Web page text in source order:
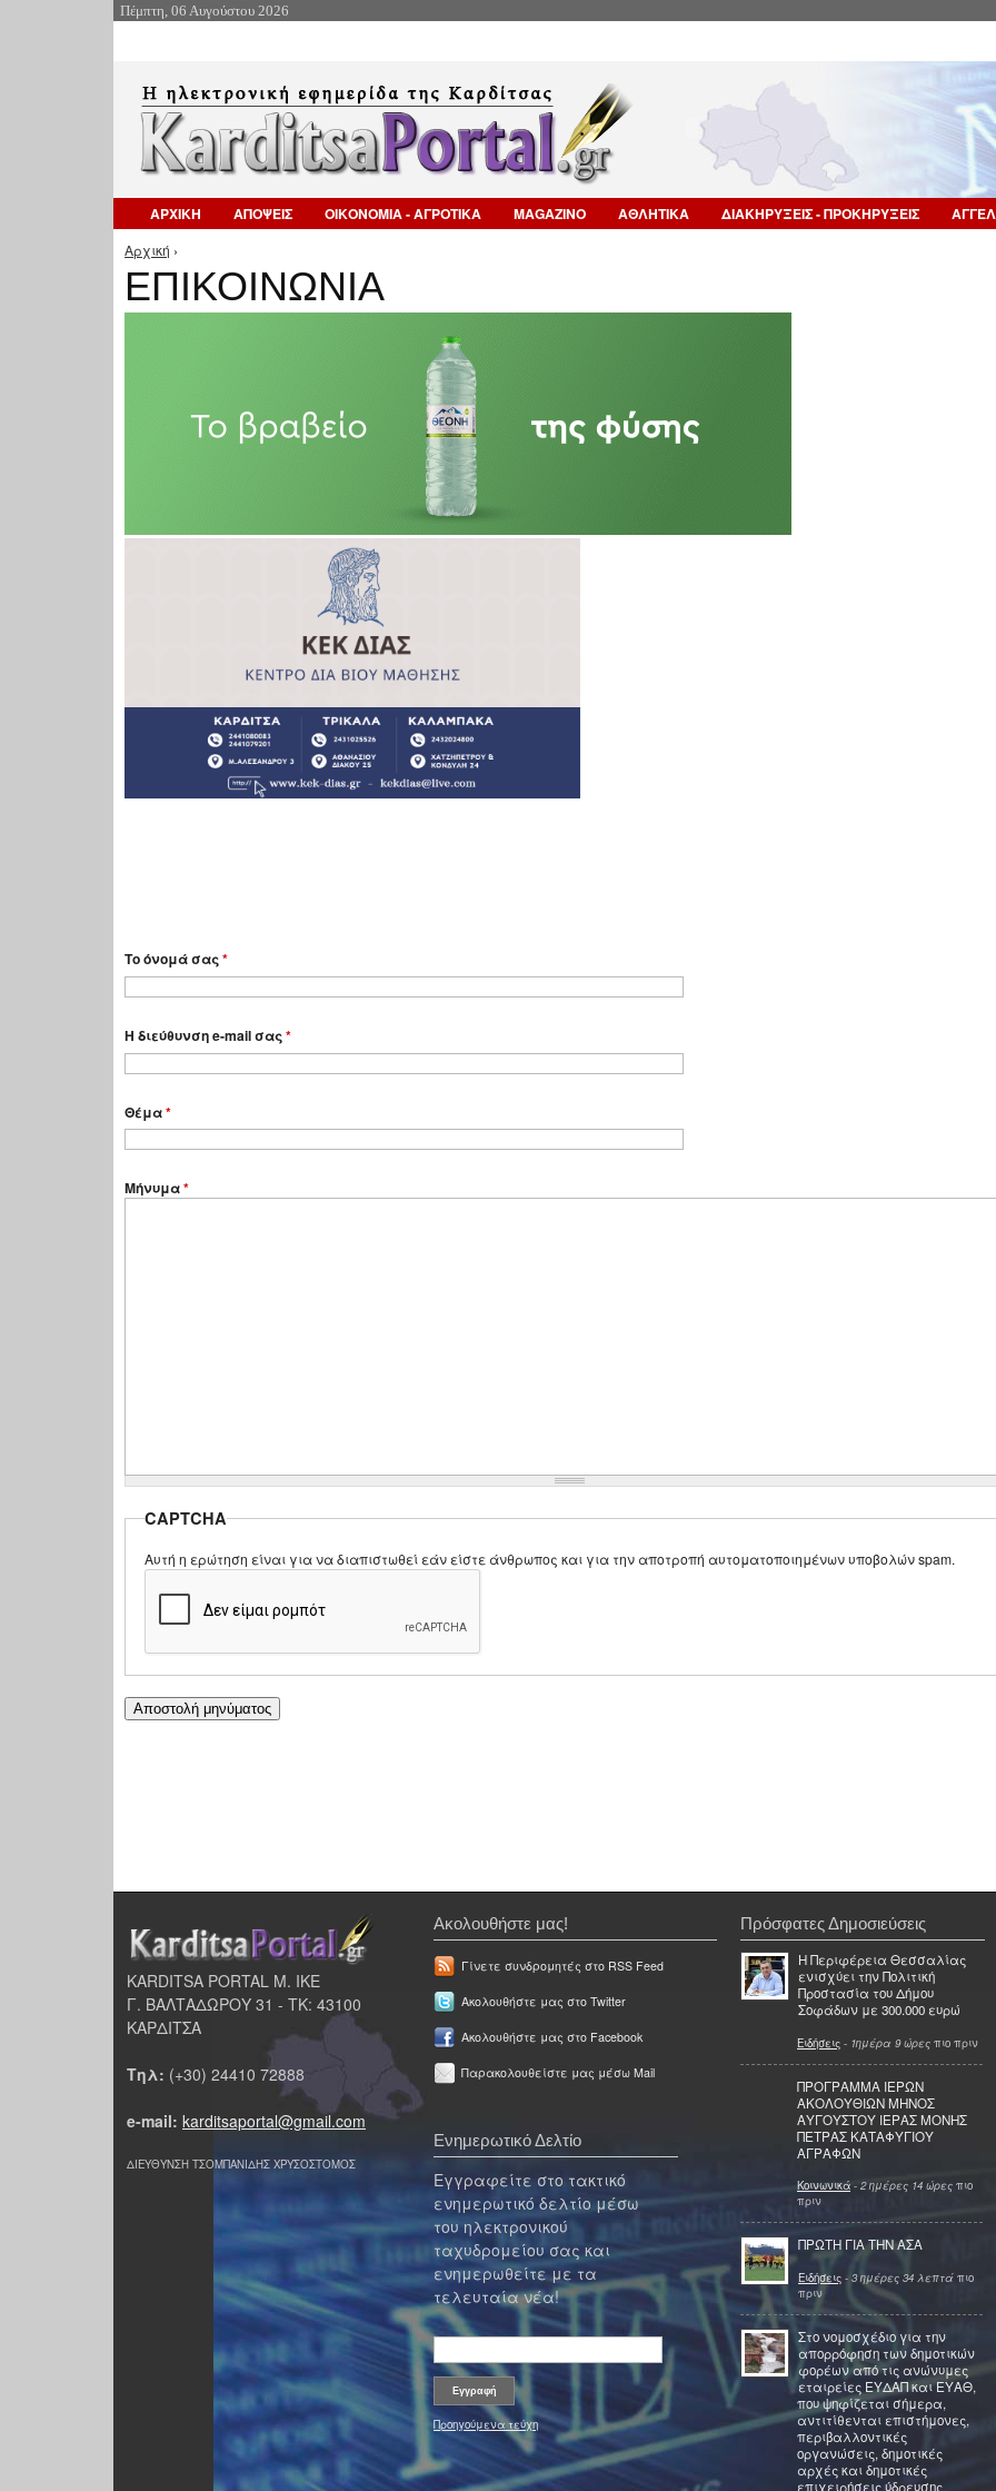
Πέμπτη, 06 Αυγούστου 2026
ΑΡΧΙΚΗ ΑΠΟΨΕΙΣ ΟΙΚΟΝΟΜΙΑ - ΑΓΡΟΤΙΚΑ MAGAZINO ΑΘΛΗΤΙΚΑ ΔΙΑΚΗΡΥΞΕΙΣ - ΠΡΟΚΗΡΥΞΕΙΣ
Είστε εδώ
Αρχική ›
ΕΠΙΚΟΙΝΩΝΙΑ
Το όνομά σας*
Η διεύθυνση e-mail σας*
Θέμα*
Μήνυμα*
CAPTCHA
Αυτή η ερώτηση είναι για να διαπιστωθεί εάν είστε άνθρωπος και για την αποτροπή αυτοματοποιημένων υποβολών spam.
KARDITSA PORTAL Μ. ΙΚΕ
Γ. ΒΑΛΤΑΔΩΡΟΥ 31 - ΤΚ: 43100
ΚΑΡΔΙΤΣΑ
Τηλ: (+30) 24410 72888
e-mail: karditsaportal@gmail.com
ΔΙΕΥΘΥΝΣΗ ΤΣΟΜΠΑΝΙΔΗΣ ΧΡΥΣΟΣΤΟΜΟΣ
Ακολουθήστε μας!
Γίνετε συνδρομητές στο RSS Feed
Ακολουθήστε μας στο Twitter
Ακολουθήστε μας στο Facebook
Παρακολουθείστε μας μέσω Mail
Ενημερωτικό Δελτίο
Εγγραφείτε στο τακτικό
ενημερωτικό δελτίο μέσω
του ηλεκτρονικού
ταχυδρομείου σας και
ενημερωθείτε με τα
τελευταία νέα!
Προηγούμενα τεύχη
Πρόσφατες Δημοσιεύσεις
Η Περιφέρεια Θεσσαλίας
ενισχύει την Πολιτική
Προστασία του Δήμου
Σοφάδων με 300.000 ευρώ
Ειδήσεις - 1ημέρα 9 ώρες πιο πριν
ΠΡΟΓΡΑΜΜΑ ΙΕΡΩΝ
ΑΚΟΛΟΥΘΙΩΝ ΜΗΝΟΣ
ΑΥΓΟΥΣΤΟΥ ΙΕΡΑΣ ΜΟΝΗΣ
ΠΕΤΡΑΣ ΚΑΤΑΦΥΓΙΟΥ
ΑΓΡΑΦΩΝ
Κοινωνικά - 2 ημέρες 14 ώρες πιο
πριν
ΠΡΩΤΗ ΓΙΑ ΤΗΝ ΑΣΑ
Ειδήσεις - 3 ημέρες 34 λεπτά πιο
πριν
Στο νομοσχέδιο για την
απορρόφηση των δημοτικών
φορέων από τις ανώνυμες
εταιρείες ΕΥΔΑΠ και ΕΥΑΘ,
που ψηφίζεται σήμερα,
αντιτίθενται επιστήμονες,
περιβαλλοντικές
οργανώσεις, δημοτικές
αρχές και δημοτικές
επιχειρήσεις ύδρευσης